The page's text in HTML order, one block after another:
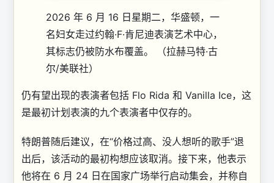
2026 年 6 月 16 日星期二，华盛顿，一
名妇女走过约翰·F·肯尼迪表演艺术中心，
其标志仍被防水布覆盖。
（拉赫马特·古
尔/美联社）
仍有望出现的表演者包括 Flo Rida 和 Vanilla Ice，这
是最初计划表演的九个表演者中仅存的。
特朗普随后建议，在“价格过高、没人想听的歌手”退
出后，该活动的最初构想应该取消。接下来，他表示
他将在 6 月 24 日在国家广场举行启动集会，并称自